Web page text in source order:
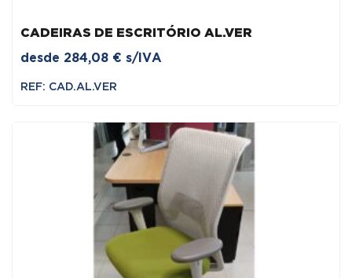
CADEIRAS DE ESCRITÓRIO AL.VER
desde 284,08 € s/IVA
REF: CAD.AL.VER